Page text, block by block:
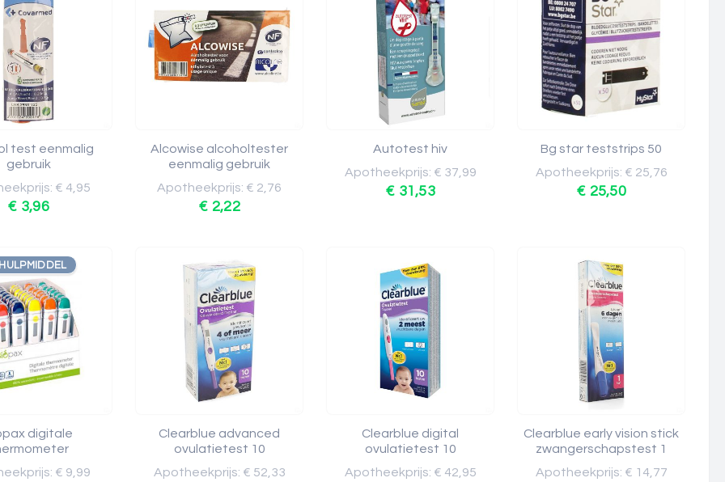
test eenmalig
gebruik
€ 4,95
€ 3,96
Alcowise alcoholtester
eenmalig gebruik
Apotheekprijs: € 2,76
€ 2,22
Autotest hiv
Apotheekprijs: € 37,99
€ 31,53
Bg star teststrips 50
Apotheekprijs: € 25,76
€ 25,50
digitale
€ 9,99
Clearblue advanced
ovulatietest 10
Apotheekprijs: € 52,33
Clearblue digital
ovulatietest 10
Apotheekprijs: € 42,95
Clearblue early vision stick
zwangerschapstest 1
Apotheekprijs: € 14,77